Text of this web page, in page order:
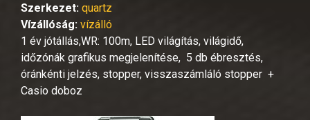
Szerkezet: quartz
Vízállóság: vízálló
1 év jótállás,WR: 100m, LED világítás, világidő,
időzónák grafikus megjelenítése, 5 db ébresztés,
óránkénti jelzés, stopper, visszaszámláló stopper +
Casio doboz